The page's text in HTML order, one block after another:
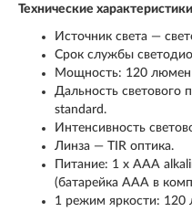
Технические
Источник света —
Срок службы
Мощность: 120 люмен
Дальность светового
standard.
Интенсивность
Линза — TIR оптика.
Питание: 1 x AAA
(батарейка ААА в
1 режим яркости: 120